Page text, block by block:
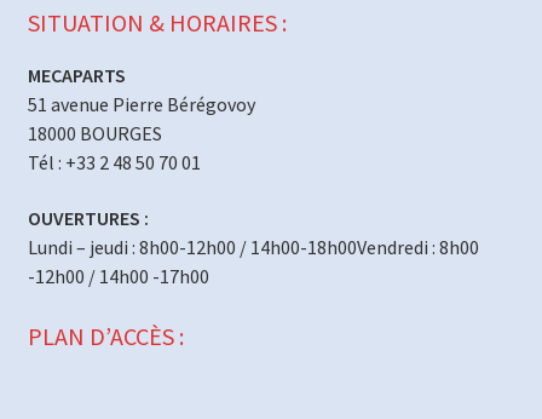
SITUATION & HORAIRES :
MECAPARTS
51 avenue Pierre Bérégovoy
18000 BOURGES
Tél : +33 2 48 50 70 01
OUVERTURES :
Lundi – jeudi : 8h00-12h00 / 14h00-18h00Vendredi : 8h00
-12h00 / 14h00 -17h00
PLAN D’ACCÈS :